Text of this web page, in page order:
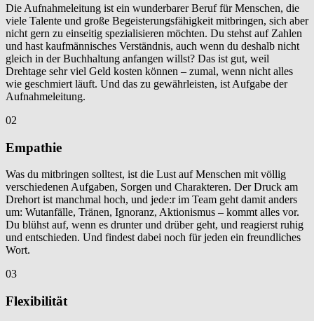
Die Aufnahmeleitung ist ein wunderbarer Beruf für Menschen, die
viele Talente und große Begeisterungsfähigkeit mitbringen, sich aber
nicht gern zu einseitig spezialisieren möchten. Du stehst auf Zahlen
und hast kaufmännisches Verständnis, auch wenn du deshalb nicht
gleich in der Buchhaltung anfangen willst? Das ist gut, weil
Drehtage sehr viel Geld kosten können – zumal, wenn nicht alles
wie geschmiert läuft. Und das zu gewährleisten, ist Aufgabe der
Aufnahmeleitung.
02
Empathie
Was du mitbringen solltest, ist die Lust auf Menschen mit völlig
verschiedenen Aufgaben, Sorgen und Charakteren. Der Druck am
Drehort ist manchmal hoch, und jede:r im Team geht damit anders
um: Wutanfälle, Tränen, Ignoranz, Aktionismus – kommt alles vor.
Du blühst auf, wenn es drunter und drüber geht, und reagierst ruhig
und entschieden. Und findest dabei noch für jeden ein freundliches
Wort.
03
Flexibilität